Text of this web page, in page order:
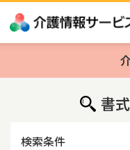
書
検索条件